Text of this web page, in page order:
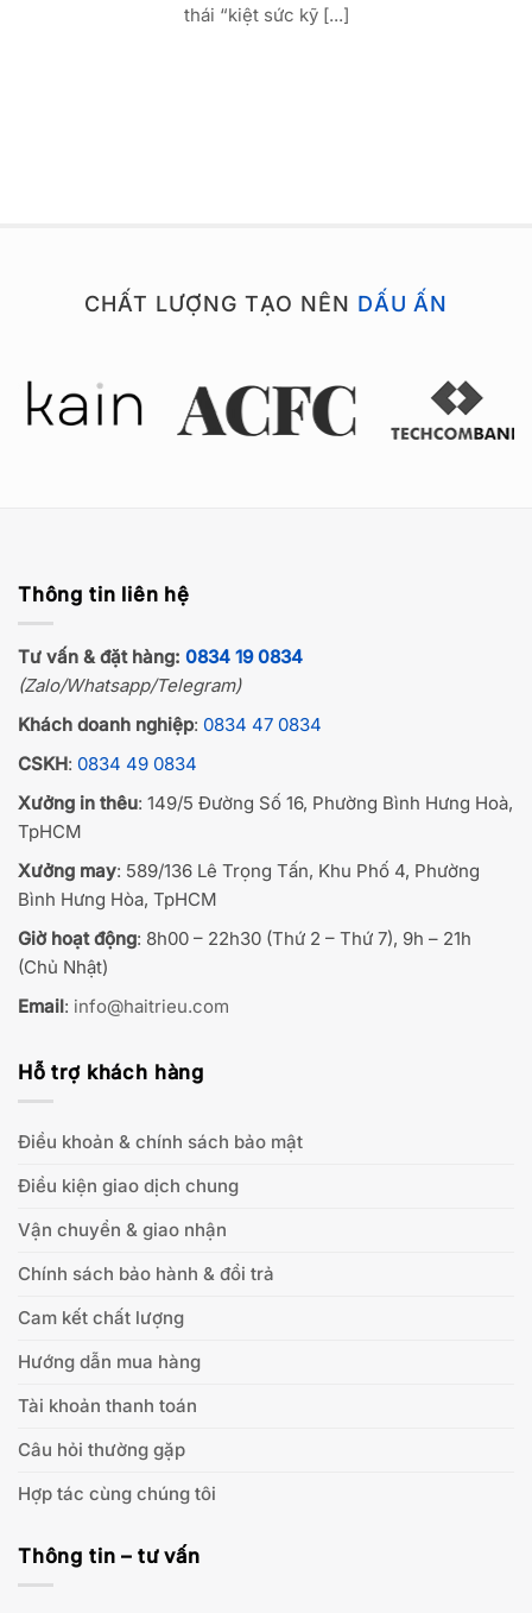
thái “kiệt sức kỹ [...]
CHẤT LƯỢNG TẠO NÊN DẤU ẤN
Thông tin liên hệ
Tư vấn & đặt hàng: 0834 19 0834
(Zalo/Whatsapp/Telegram)
Khách doanh nghiệp: 0834 47 0834
CSKH: 0834 49 0834
Xưởng in thêu: 149/5 Đường Số 16, Phường Bình Hưng Hoà,
TpHCM
Xưởng may: 589/136 Lê Trọng Tấn, Khu Phố 4, Phường
Bình Hưng Hòa, TpHCM
Giờ hoạt động: 8h00 – 22h30 (Thứ 2 – Thứ 7), 9h – 21h
(Chủ Nhật)
Email: info@haitrieu.com
Hỗ trợ khách hàng
Điều khoản & chính sách bảo mật
Điều kiện giao dịch chung
Vận chuyển & giao nhận
Chính sách bảo hành & đổi trả
Cam kết chất lượng
Hướng dẫn mua hàng
Tài khoản thanh toán
Câu hỏi thường gặp
Hợp tác cùng chúng tôi
Thông tin – tư vấn